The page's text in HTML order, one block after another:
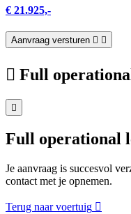
€ 21.925,-
Aanvraag versturen
Full
Full operational
Je aanvraag is succesvol
contact met je opnemen.
Terug naar voertuig